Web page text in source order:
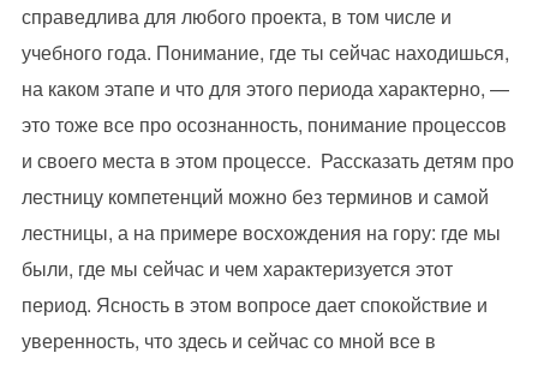
справедлива для любого проекта, в том числе и
учебного года. Понимание, где ты сейчас находишься,
на каком этапе и что для этого периода характерно, —
это тоже все про осознанность, понимание процессов
и своего места в этом процессе. Рассказать детям про
лестницу компетенций можно без терминов и самой
лестницы, а на примере восхождения на гору: где мы
были, где мы сейчас и чем характеризуется этот
период. Ясность в этом вопросе дает спокойствие и
уверенность, что здесь и сейчас со мной все в